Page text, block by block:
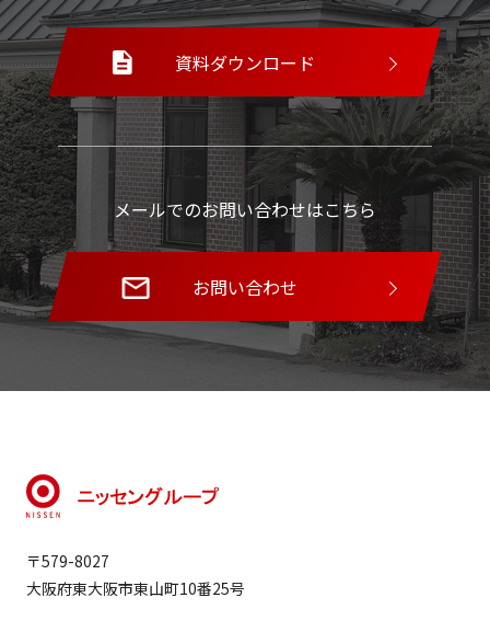
資料ダウンロード
メールでのお問い合わせはこちら
お問い合わせ
〒579-8027
大阪府東大阪市東山町10番25号